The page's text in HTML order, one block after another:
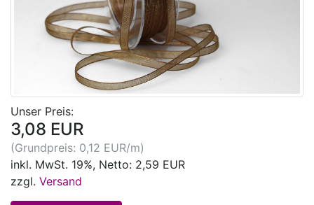
Unser Preis:
3,08 EUR
(Grundpreis: 0,12 EUR/m)
inkl. MwSt. 19%, Netto: 2,59 EUR
zzgl. Versand